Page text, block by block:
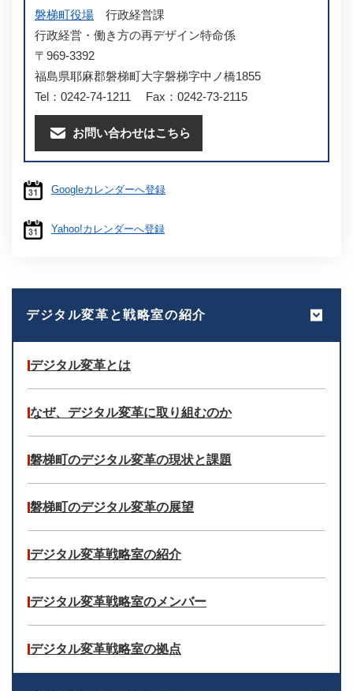
磐梯町役場
行政経営課
行政経営・働き方の再デザイン特命係
〒969-3392
福島県耶麻郡磐梯町大字磐梯字中ノ橋1855
Tel：0242-74-1211
Fax：0242-73-2115
お問い合わせはこちら
Googleカレンダーへ登録
Yahoo!カレンダーへ登録
デジタル変革と戦略室の紹介
デジタル変革とは
なぜ、デジタル変革に取り組むのか
磐梯町のデジタル変革の現状と課題
磐梯町のデジタル変革の展望
デジタル変革戦略室の紹介
デジタル変革戦略室のメンバー
デジタル変革戦略室の拠点